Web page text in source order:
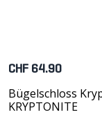
CHF 64.90
Bügelschloss
KRYPTONITE